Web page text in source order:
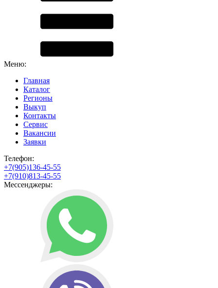
Меню:
Главная
Каталог
Регионы
Выкуп
Контакты
Сервис
Вакансии
Заявки
Телефон:
+7(905)136-45-55
+7(910)813-45-55
Мессенджеры: